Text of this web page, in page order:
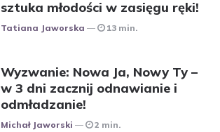
sztuka młodości w zasięgu ręki!
Posted
Tatiana Jaworska 13 min.
Wyzwanie: Nowa Ja, Nowy Ty –
w 3 dni zacznij odnawianie i
odmładzanie!
Posted
Michał Jaworski 2 min.